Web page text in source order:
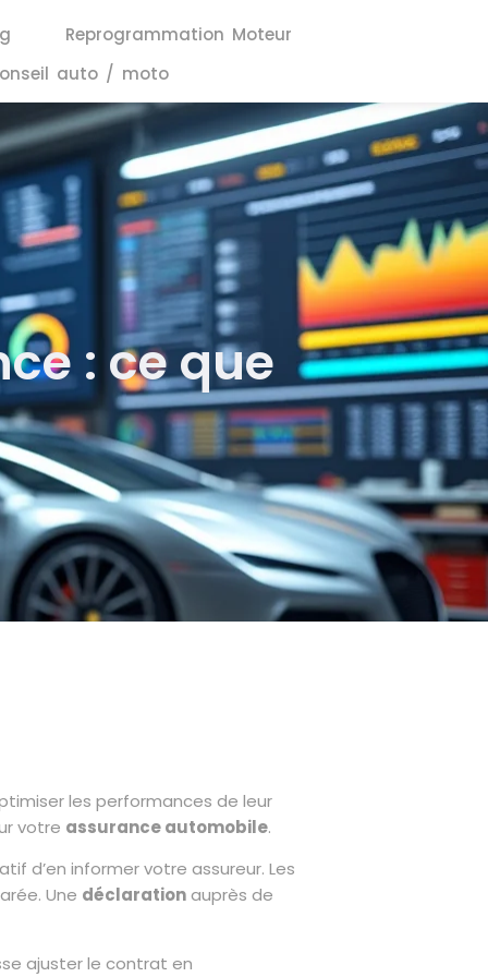
Reprogrammation Moteur
auto / moto
: ce que
les performances de leur
votre assurance automobile.
d’en informer votre assureur. Les
Une déclarationauprès de
ajuster le contrat en